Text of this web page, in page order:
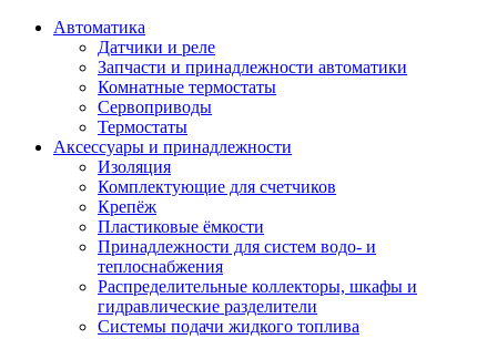
Автоматика
Датчики и реле
Запчасти и принадлежности автоматики
Комнатные термостаты
Сервоприводы
Термостаты
Аксессуары и принадлежности
Изоляция
Комплектующие для счетчиков
Крепёж
Пластиковые ёмкости
Принадлежности для систем водо- и
теплоснабжения
Распределительные коллекторы, шкафы и
гидравлические разделители
Системы подачи жидкого топлива